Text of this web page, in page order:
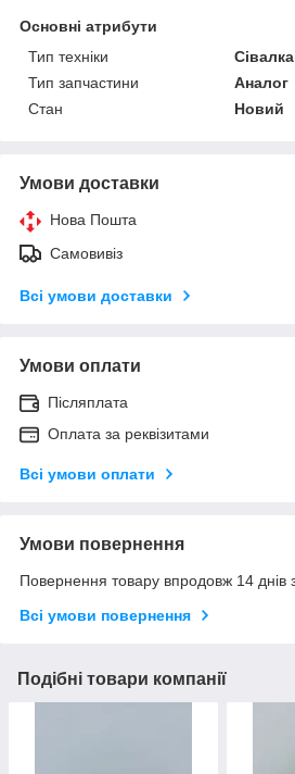
Основні атрибути
Тип техніки
Тип запчастини
Аналог
Стан
Новий
Умови доставки
Нова Пошта
Самовивіз
Всі умови доставки
Умови оплати
Післяплата
Оплата за реквізитами
Всі умови оплати
Умови повернення
Повернення товару впродовж 14 днів
Всі умови повернення
Подібні товари компанії